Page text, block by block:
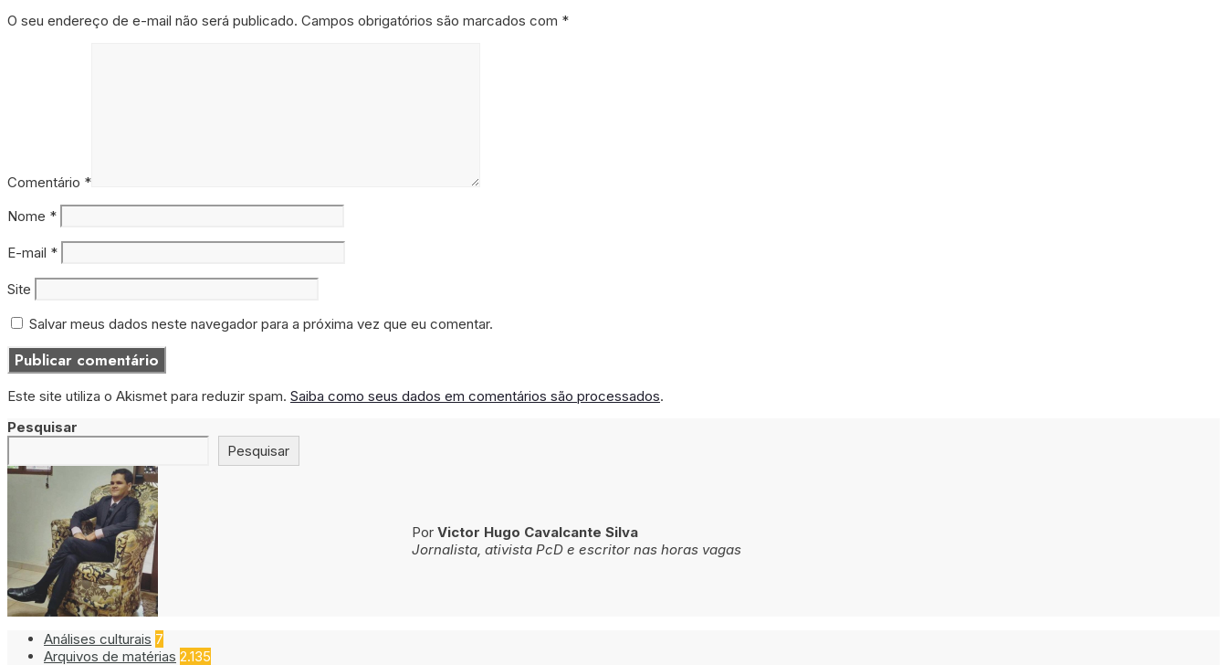
O seu endereço de e-mail não será publicado. Campos obrigatórios são marcados com *
Comentário *
Nome *
E-mail *
Site
Salvar meus dados neste navegador para a próxima vez que eu comentar.
Este site utiliza o Akismet para reduzir spam. Saiba como seus dados em comentários são processados.
Pesquisar
Pesquisar
Por Victor Hugo Cavalcante Silva
Jornalista, ativista PcD e escritor nas horas vagas
Análises culturais 7
Arquivos de matérias 2.135